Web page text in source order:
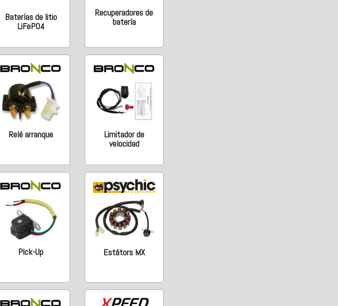
Baterías de litio
LiFePO4
Recuperadores de
batería
Relé arranque
Limitador de
velocidad
Pick-Up Estátors MX